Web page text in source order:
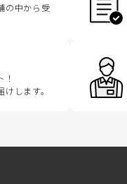
の中から受
します。